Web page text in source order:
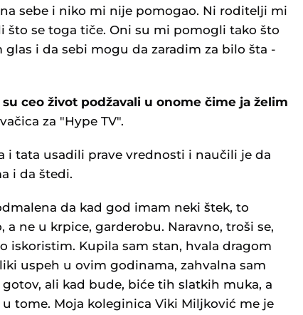
sebe i niko mi nije pomogao. Ni roditelji mi
što se toga tiče. Oni su mi pomogli tako što
i da sebi mogu da zaradim za bilo šta -
ceo život podžavali u onome čime ja želim
za "Hype TV".
i tata usadili prave vrednosti i naučili je da
i da štedi.
da kad god imam neki štek, to
ne u krpice, garderobu. Naravno, troši se,
iskoristim. Kupila sam stan, hvala dragom
uspeh u ovim godinama, zahvalna sam
ali kad bude, biće tih slatkih muka, a
tome. Moja koleginica Viki Miljković me je